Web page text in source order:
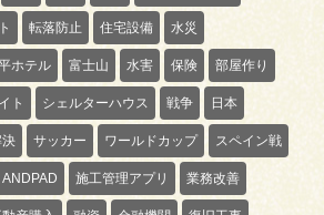
転落防止 住宅設備 水災
ホテル 富士山 水害 保険 部屋作り
ト シェルターハウス 戦争 日本
決 サッカー ワールドカップ スペイン戦
ANDPAD 施工管理アプリ 業務改善